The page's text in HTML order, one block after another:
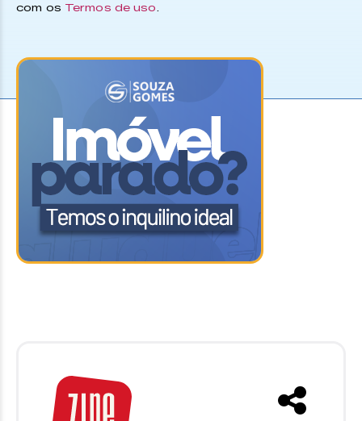
com os Termos de uso.